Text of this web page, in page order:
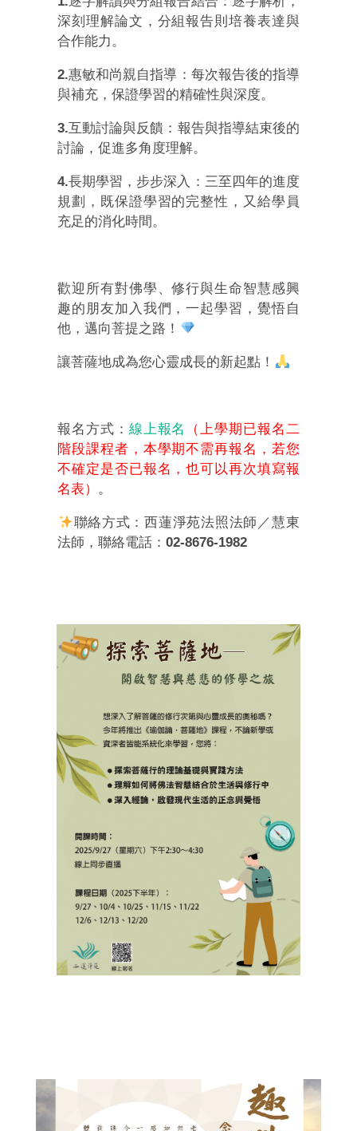
深刻理解論文，分組報告則培養表達與
合作能力。
2.惠敏和尚親自指導 ： 每次報告後的指導
與補充，保證學習的精確性與深度。
3.互動討論與反饋 ： 報告與指導結束後的
討論，促進多角度理解。
4.長期學習，步步深入 ： 三至四年的進度
規劃，既保證學習的完整性，又給學員
充足的消化時間。
歡迎所有對佛學、修行與生命智慧感興
趣的朋友加入我們，一起學習，覺悟自
他，邁向菩提之路！
讓菩薩地成為您心靈成長的新起點！
報名方式 ： 線上報名
（上學期已報名二
階段課程者，本學期不需再報名，若您
不確定是否已報名，也可以再次填寫報
名表） 。
聯絡方式：西蓮淨苑法照法師／慧東
法師，聯絡電話：02-8676-1982